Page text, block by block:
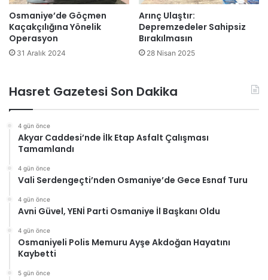
Osmaniye’de Göçmen
Kaçakçılığına Yönelik
Operasyon
31 Aralık 2024
Arınç Ulaştır:
Depremzedeler Sahipsiz
Bırakılmasın
28 Nisan 2025
Hasret Gazetesi Son Dakika
4 gün önce
Akyar Caddesi’nde İlk Etap Asfalt Çalışması
Tamamlandı
4 gün önce
Vali Serdengeçti’nden Osmaniye’de Gece Esnaf Turu
4 gün önce
Avni Güvel, YENİ Parti Osmaniye İl Başkanı Oldu
4 gün önce
Osmaniyeli Polis Memuru Ayşe Akdoğan Hayatını
Kaybetti
5 gün önce